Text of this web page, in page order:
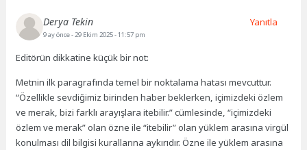
Derya Tekin
9 ay önce- 29 Ekim 2025 - 11:57 pm
Editörün dikkatine küçük bir not:
Metnin ilk paragrafında temel bir noktalama hatası mevcuttur.
“Özellikle sevdiğimiz birinden haber beklerken, içimizdeki özlem
ve merak, bizi farklı arayışlara itebilir.” cümlesinde, “içimizdeki
özlem ve merak” olan özne ile “itebilir” olan yüklem arasına virgül
konulması dil bilgisi kurallarına aykırıdır. Özne ile yüklem arasına
Yanıtla